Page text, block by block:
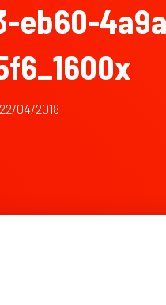
eb60-
22/04/2018